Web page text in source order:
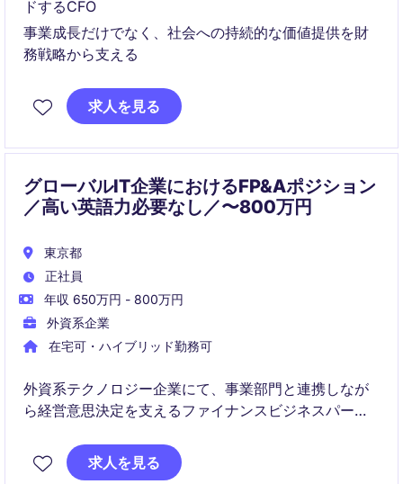
ドするCFO
事業成長だけでなく、社会への持続的な価値提供を財
務戦略から支える
求人を見る
グローバルIT企業におけるFP&Aポジション
／高い英語力必要なし／〜800万円
東京都
正社員
年収 650万円 - 800万円
外資系企業
在宅可・ハイブリッド勤務可
外資系テクノロジー企業にて、事業部門と連携しなが
ら経営意思決定を支えるファイナンスビジネスパート
成長に直接貢献できるポジションです。
求人を見る